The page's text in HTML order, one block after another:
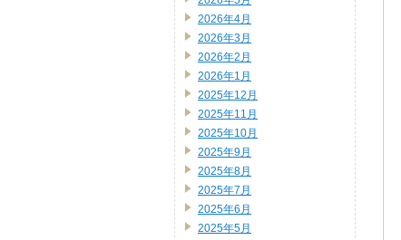
2026年4月
2026年3月
2026年2月
2026年1月
2025年12月
2025年11月
2025年10月
2025年9月
2025年8月
2025年7月
2025年6月
2025年5月